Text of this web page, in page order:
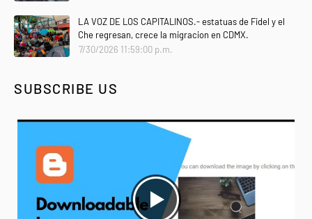
LA VOZ DE LOS CAPITALINOS.- estatuas de Fidel y el
Che regresan, crece la migracion en CDMX.
7/30/2026 11:59:00 p.m.
SUBSCRIBE US